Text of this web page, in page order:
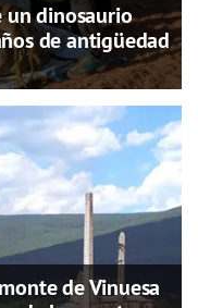
un dinosaurio
de antigüedad
de Vinuesa